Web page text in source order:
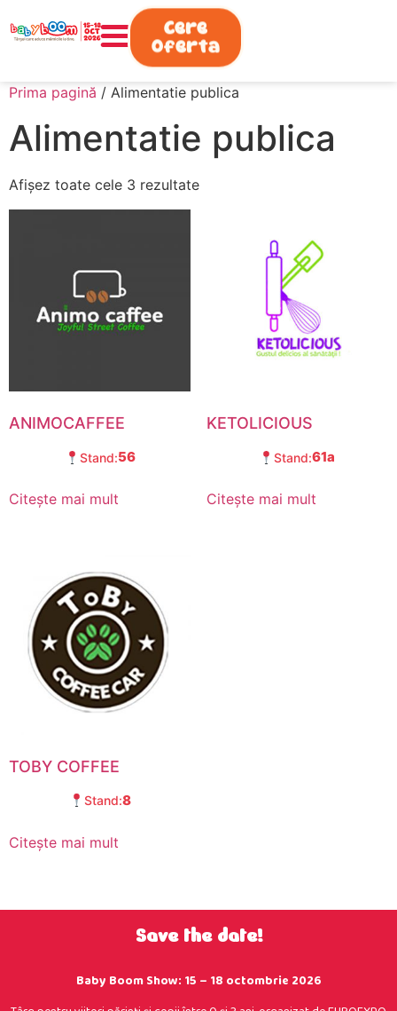
0730.808.038
Cere
Oferta
Prima pagină / Alimentatie publica
Alimentatie publica
Afișez toate cele 3 rezultate
ANIMOCAFFEE
Stand:56
Citește mai mult
KETOLICIOUS
Stand:61a
Citește mai mult
TOBY COFFEE
Stand:8
Citește mai mult
Save the date!
Baby Boom Show: 15 – 18 octombrie 2026